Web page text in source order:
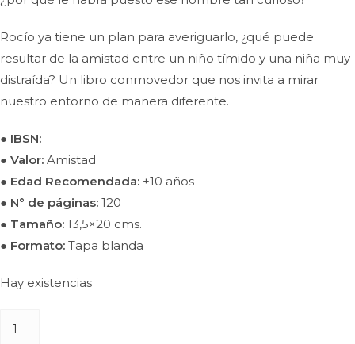
Rocío ya tiene un plan para averiguarlo, ¿qué puede
resultar de la amistad entre un niño tímido y una niña muy
distraída? Un libro conmovedor que nos invita a mirar
nuestro entorno de manera diferente.
● IBSN:
● Valor: Amistad
● Edad Recomendada: +10 años
● N° de páginas: 120
● Tamaño: 13,5×20 cms.
● Formato: Tapa blanda
Hay existencias